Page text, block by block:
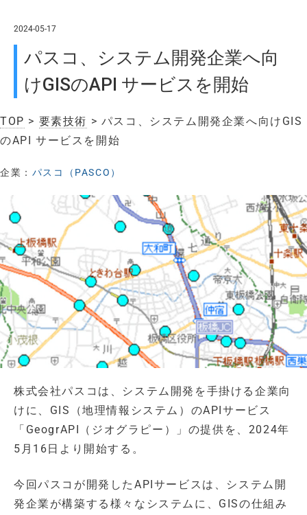
2024-05-17
パスコ、システム開発企業へ向
けGISのAPI サービスを開始
TOP > 要素技術 > パスコ、システム開発企業へ向けGIS
のAPI サービスを開始
企業： パスコ（PASCO）
株式会社パスコは、システム開発を手掛ける企業向
けに、GIS（地理情報システム）のAPIサービス
「GeogrAPI（ジオグラピー）」の提供を、2024年
5月16日より開始する。
今回パスコが開発したAPIサービスは、システム開
発企業が構築する様々なシステムに、GISの仕組み